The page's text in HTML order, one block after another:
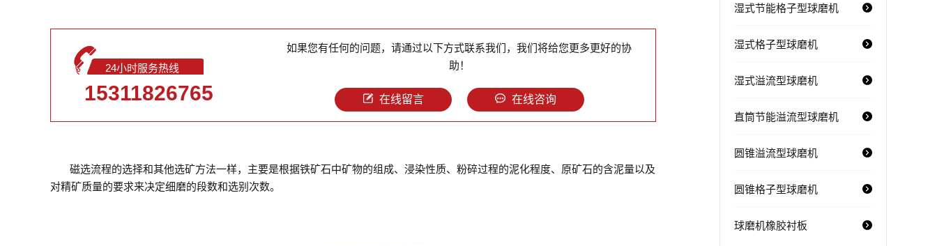
24小时服务热线
15311826765
如果您有任何的问题，请通过以下方式联系我们，我们将给您更多更好的协
助！
在线留言 在线咨询
磁选流程的选择和其他选矿方法一样，主要是根据铁矿石中矿物的组成、浸染性质、粉碎过程的泥化程度、原矿石的含泥量以及
对精矿质量的要求来决定细磨的段数和选别次数。
湿式节能格子型球磨机
湿式格子型球磨机
湿式溢流型球磨机
直筒节能溢流型球磨机
圆锥溢流型球磨机
圆锥格子型球磨机
球磨机橡胶衬板